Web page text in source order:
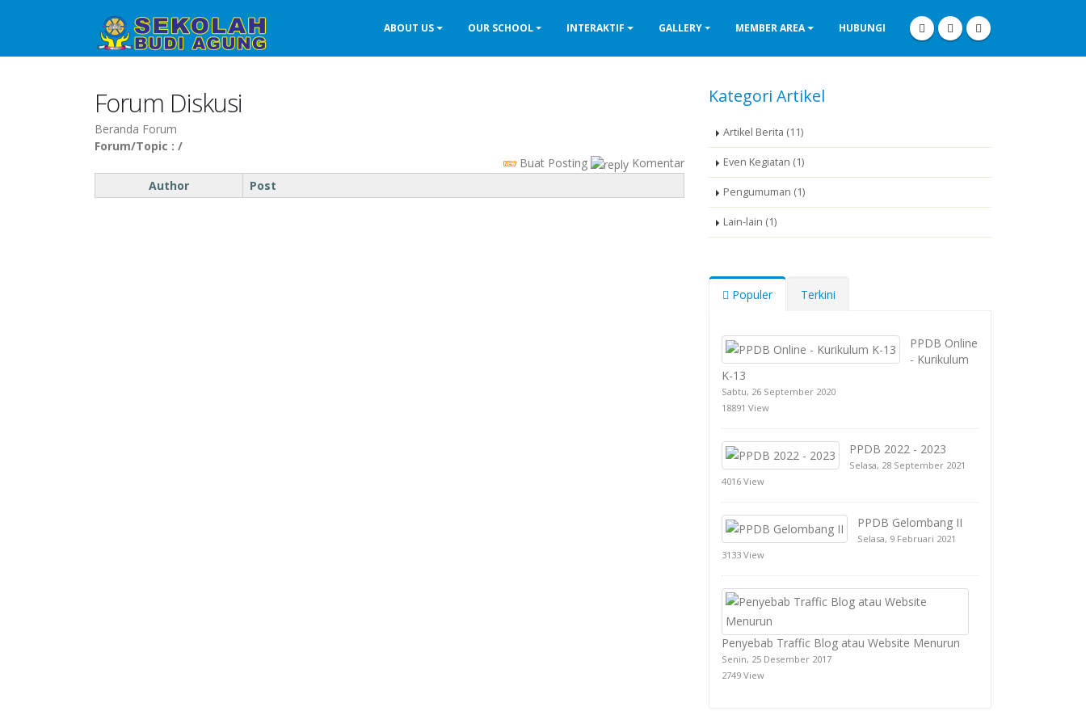
ABOUT US OUR SCHOOL INTERAKTIF GALLERY MEMBER AREA HUBUNGI
Forum Diskusi
Beranda Forum
Forum/Topic : /
Buat Posting
Komentar
Author
Post
Kategori Artikel
Artikel Berita (11)
Even Kegiatan (1)
Pengumuman (1)
Lain-lain (1)
Populer Terkini
PPDB Online
- Kurikulum
K-13
Sabtu, 26 September 2020
18891 View
PPDB 2022 - 2023
Selasa, 28 September 2021
4016 View
PPDB Gelombang II
Selasa, 9 Februari 2021
3133 View
Penyebab Traffic Blog atau Website Menurun
Senin, 25 Desember 2017
2749 View